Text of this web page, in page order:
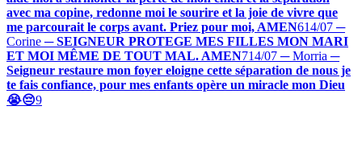
avec ma copine, redonne moi le sourire et la joie de vivre que
me parcourait le corps avant. Priez pour moi, AMEN614/07 ─
Corine ─ SEIGNEUR PROTEGE MES FILLES MON MARI
ET MOI MÊME DE TOUT MAL. AMEN714/07 ─ Morria ─
Seigneur restaure mon foyer eloigne cette séparation de nous je
te fais confiance, pour mes enfants opère un miracle mon Dieu
😭😔9